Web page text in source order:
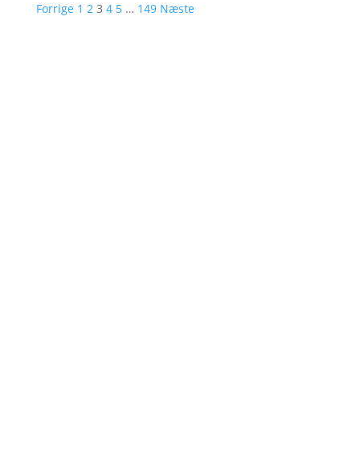
Forrige 1 2 3 4 5 … 149 Næste